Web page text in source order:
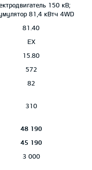
150 кВ;
81,4 кВтч 4WD
81.40
EX
15.80
572
82
310
48 190
45 190
3 000